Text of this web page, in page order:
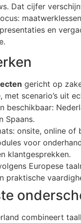
Dat cijfer
en
gericht op
met scenario’s uit
beschikbaar:
Spaans.
onsite, online of
voor
klantgesprekken.
Europese
praktische
combineert